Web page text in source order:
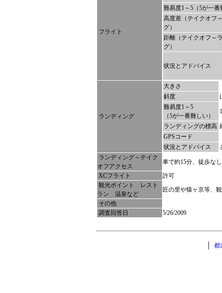
フライト
難易度1～5（5が一番
高度差（テイクオフ
グ）
距離（テイクオフ～
グ）
状況とアドバイス
ランディング
大きさ
斜度
難易度1～5
（5が一番難しい）
1
ランディングの標高
GPSコード
状況とアドバイス
ランディング～テイク
オフアクセス
車で約15分、徒歩なし
XCフライト
許可
観光ポイント レスト
ラン 温泉など
匠の里や猿ヶ京等、
その他
調査回答日
5/26/2009
都